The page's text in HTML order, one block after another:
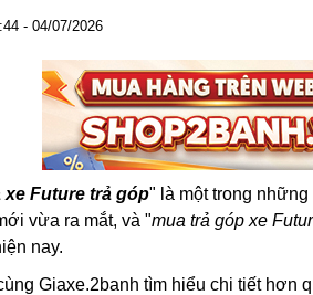
- 04/07/2026
xe Future trả góp" là một trong
vừa ra mắt, và "mua trả góp xe
nay.
Giaxe.2banh tìm hiểu chi tiết hơn